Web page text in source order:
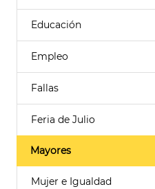
Educación
Empleo
Fallas
Feria de Julio
Mayores
Mujer e Igualdad